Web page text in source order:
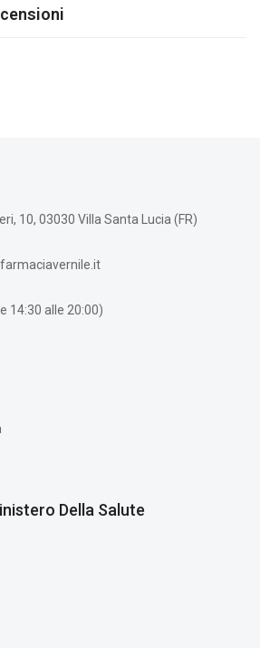
10, 03030 Villa Santa Lucia (FR)
14:30 alle 20:00)
Della Salute